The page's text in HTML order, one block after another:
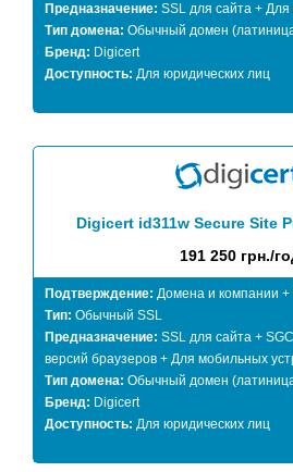
Предназначение: SSL для сайта +
Тип домена: Обычный домен
Бренд: Digicert
Доступность: Для юридических лиц
Digicert id311w Secure Site
191 250 грн./
Подтверждение: Домена и компании
Тип: Обычный SSL
Предназначение: SSL для сайта +
версий браузеров + Для мобильных
Тип домена: Обычный домен
Бренд: Digicert
Доступность: Для юридических лиц